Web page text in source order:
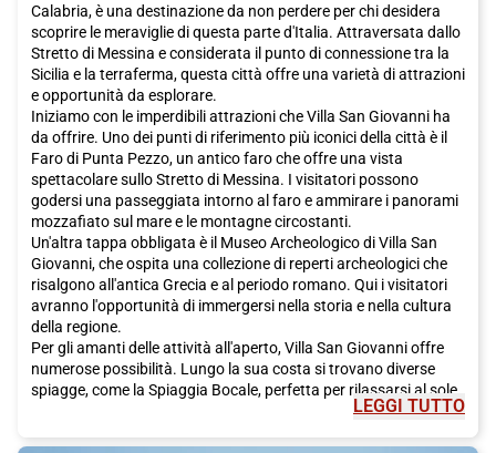
Calabria, è una destinazione da non perdere per chi desidera
scoprire le meraviglie di questa parte d'Italia. Attraversata dallo
Stretto di Messina e considerata il punto di connessione tra la
Sicilia e la terraferma, questa città offre una varietà di attrazioni
e opportunità da esplorare.
Iniziamo con le imperdibili attrazioni che Villa San Giovanni ha
da offrire. Uno dei punti di riferimento più iconici della città è il
Faro di Punta Pezzo, un antico faro che offre una vista
spettacolare sullo Stretto di Messina. I visitatori possono
godersi una passeggiata intorno al faro e ammirare i panorami
mozzafiato sul mare e le montagne circostanti.
Un'altra tappa obbligata è il Museo Archeologico di Villa San
Giovanni, che ospita una collezione di reperti archeologici che
risalgono all'antica Grecia e al periodo romano. Qui i visitatori
avranno l'opportunità di immergersi nella storia e nella cultura
della regione.
Per gli amanti delle attività all'aperto, Villa San Giovanni offre
numerose possibilità. Lungo la sua costa si trovano diverse
spiagge, come la Spiaggia Bocale, perfetta per rilassarsi al sole
o fare una nuotata rinfrescante nel Mar Ionio. I visitatori
LEGGI TUTTO